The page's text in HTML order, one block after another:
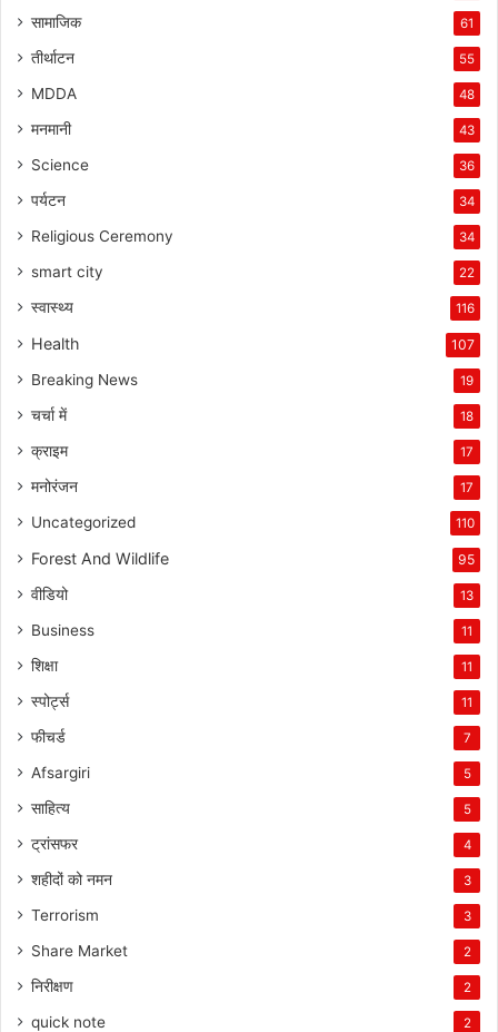
सामाजिक 61
तीर्थाटन 55
MDDA 48
मनमानी 43
Science 36
पर्यटन 34
Religious Ceremony 34
smart city 22
स्वास्थ्य 116
Health 107
Breaking News 19
चर्चा में 18
क्राइम 17
मनोरंजन 17
Uncategorized 110
Forest And Wildlife 95
वीडियो 13
Business 11
शिक्षा 11
स्पोर्ट्स 11
फीचर्ड 7
Afsargiri 5
साहित्य 5
ट्रांसफर 4
शहीदों को नमन 3
Terrorism 3
Share Market 2
निरीक्षण 2
quick note 2